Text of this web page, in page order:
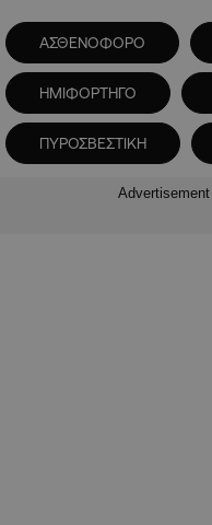
ΑΣΘΕΝΟΦΟΡΟ
ΗΜΙΦΟΡΤΗΓΟ
ΠΥΡΟΣΒΕΣΤΙΚΗ
Advertisement